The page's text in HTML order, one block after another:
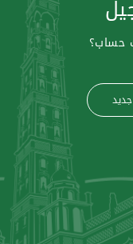
حساب؟